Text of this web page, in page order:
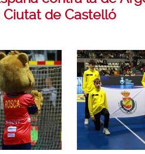
de Castelló